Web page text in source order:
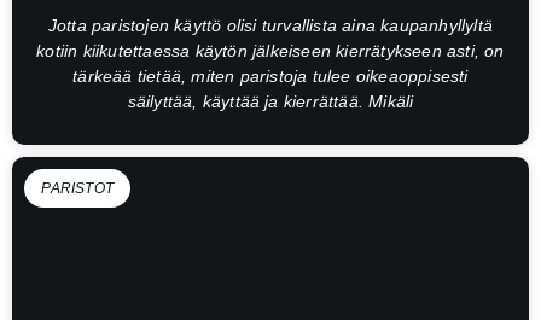
Jotta paristojen käyttö olisi turvallista aina kaupanhyllyltä
kotiin kiikutettaessa käytön jälkeiseen kierrätykseen asti, on
tärkeää tietää, miten paristoja tulee oikeaoppisesti
säilyttää, käyttää ja kierrättää. Mikäli
PARISTOT